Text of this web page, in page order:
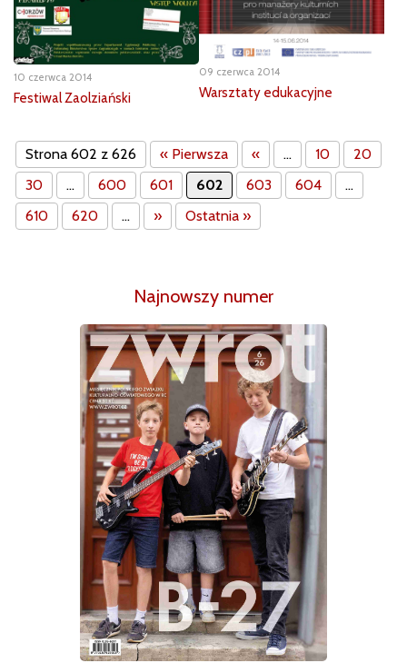
10 czerwca 2014
Festiwal Zaolziański
09 czerwca 2014
Warsztaty edukacyjne
Strona 602 z 626 « Pierwsza « ... 10
20
30
... 600 601 602 603 604
...
610
620 ... » Ostatnia »
Najnowszy numer